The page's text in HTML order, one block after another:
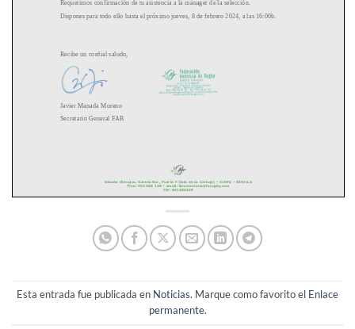
Esta entrada fue publicada en Noticias. Marque como favorito el Enlace
permanente.